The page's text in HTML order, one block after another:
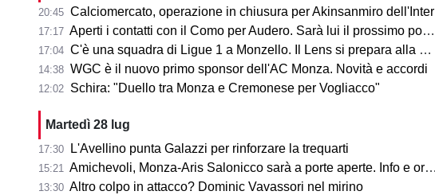
20:45 Calciomercato, operazione in chiusura per Akinsanmiro dell'Inter
17:17 Aperti i contatti con il Como per Audero. Sarà lui il prossimo portiere biancorosso?
17:04 C'è una squadra di Ligue 1 a Monzello. Il Lens si prepara alla Como Cup in Brianza
14:38 WGC è il nuovo primo sponsor dell'AC Monza. Novità e accordi
12:02 Schira: "Duello tra Monza e Cremonese per Vogliacco"
Martedì 28 lug
17:30 L'Avellino punta Galazzi per rinforzare la trequarti
15:21 Amichevoli, Monza-Aris Salonicco sarà a porte aperte. Info e orari
13:30 Altro colpo in attacco? Dominic Vavassori nel mirino